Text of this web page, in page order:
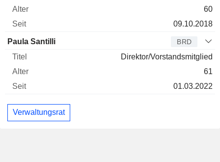
60
09.10.2018
Paula Santilli BRD
Direktor/Vorstandsmitglied
61
01.03.2022
Verwaltungsrat